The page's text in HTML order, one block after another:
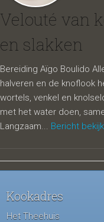
Velouté van
en slakken
Bereiding Aïgo Boulido
halveren en de knoflook
wortels, venkel en
met het water doen,
Langzaam... Bericht
Kookadres
Het Theehuis